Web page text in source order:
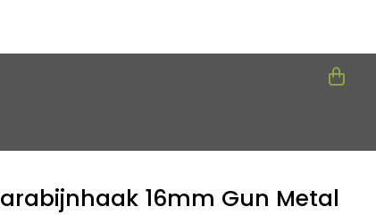
16mm Gun Metal